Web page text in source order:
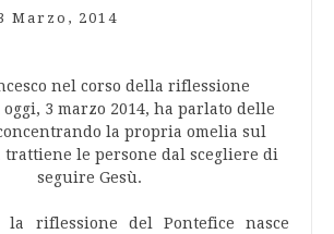
Marzo, 2014
nel corso della riflessione
3 marzo 2014, ha parlato delle
la propria omelia sul
trattiene le persone dal scegliere di
seguire Gesù.
la riflessione del Pontefice nasce